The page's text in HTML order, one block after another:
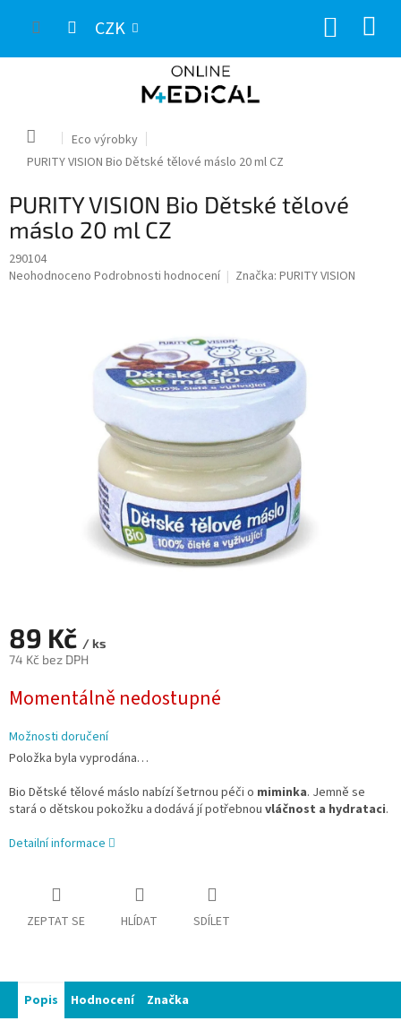
CZK
Domů
Eco výrobky
PURITY VISION Bio Dětské tělové máslo 20 ml CZ
PURITY VISION Bio Dětské tělové
máslo 20 ml CZ
290104
Průměrné
Neohodnoceno Podrobnosti hodnocení Značka: PURITY VISION
89 Kč / ks
74 Kč bez DPH
cena:
Momentálně nedostupné
Možnosti doručení
Položka byla vyprodána…
Bio Dětské tělové máslo nabízí šetrnou péči o miminka. Jemně se
stará o dětskou pokožku a dodává jí potřebnou vláčnost a hydrataci.
Detailní informace
ZEPTAT SE HLÍDAT SDÍLET
Popis Hodnocení Značka